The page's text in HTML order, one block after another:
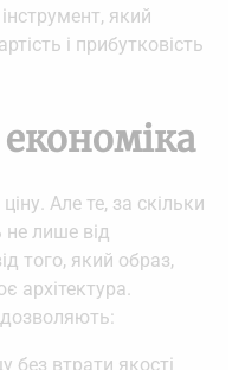
який
і прибутковість
Але те, за скільки
лише від
того, який образ,
архітектура.
без втрати якості